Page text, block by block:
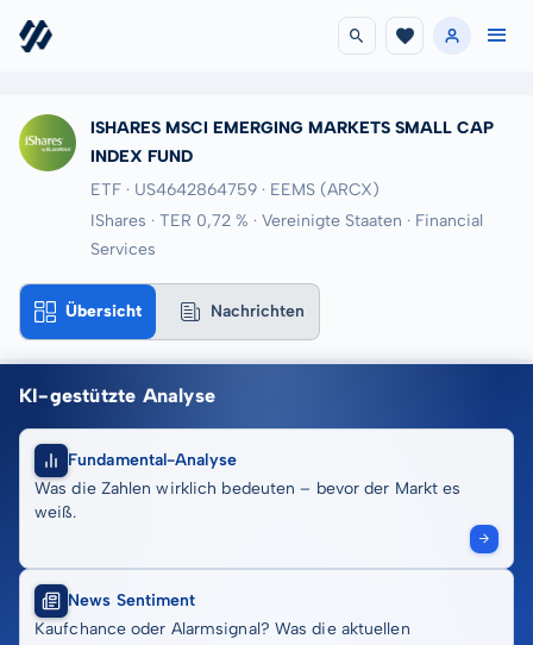
ISHARES MSCI EMERGING MARKETS SMALL CAP
INDEX FUND
ETF · US4642864759 · EEMS (ARCX)
IShares · TER 0,72 % · Vereinigte Staaten · Financial
Services
Übersicht Nachrichten
KI-gestützte Analyse
Fundamental-Analyse
Was die Zahlen wirklich bedeuten – bevor der Markt es
weiß.
News Sentiment
Kaufchance oder Alarmsignal? Was die aktuellen